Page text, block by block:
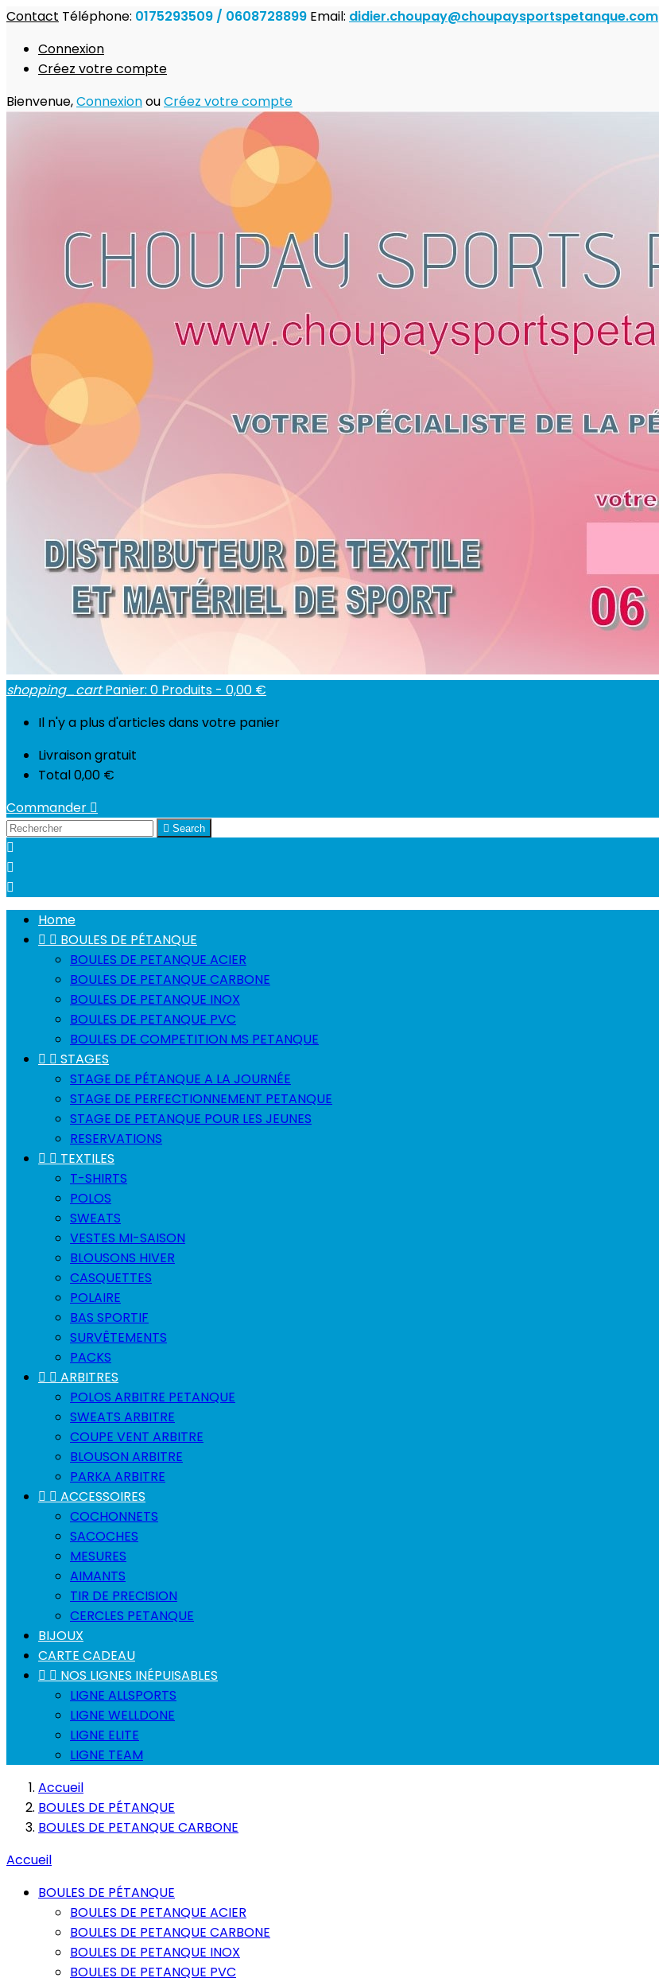
Contact Téléphone: 0175293509 / 0608728899 Email: didier.choupay@choupaysportspetanque.com
Connexion
Créez votre compte
Bienvenue,ConnexionouCréez votre compte
shopping_cart Panier: 0 Produits - 0,00 €
Il n'y a plus d'articles dans votre panier
Livraisongratuit
Total0,00 €
Commander 
 Search



Home
  BOULES DE PÉTANQUE
BOULES DE PETANQUE ACIER
BOULES DE PETANQUE CARBONE
BOULES DE PETANQUE INOX
BOULES DE PETANQUE PVC
BOULES DE COMPETITION MS PETANQUE
  STAGES
STAGE DE PÉTANQUE A LA JOURNÉE
STAGE DE PERFECTIONNEMENT PETANQUE
STAGE DE PETANQUE POUR LES JEUNES
RESERVATIONS
  TEXTILES
T-SHIRTS
POLOS
SWEATS
VESTES MI-SAISON
BLOUSONS HIVER
CASQUETTES
POLAIRE
BAS SPORTIF
SURVÊTEMENTS
PACKS
  ARBITRES
POLOS ARBITRE PETANQUE
SWEATS ARBITRE
COUPE VENT ARBITRE
BLOUSON ARBITRE
PARKA ARBITRE
  ACCESSOIRES
COCHONNETS
SACOCHES
MESURES
AIMANTS
TIR DE PRECISION
CERCLES PETANQUE
BIJOUX
CARTE CADEAU
  NOS LIGNES INÉPUISABLES
LIGNE ALLSPORTS
LIGNE WELLDONE
LIGNE ELITE
LIGNE TEAM
Accueil
BOULES DE PÉTANQUE
BOULES DE PETANQUE CARBONE
Accueil
BOULES DE PÉTANQUE
BOULES DE PETANQUE ACIER
BOULES DE PETANQUE CARBONE
BOULES DE PETANQUE INOX
BOULES DE PETANQUE PVC